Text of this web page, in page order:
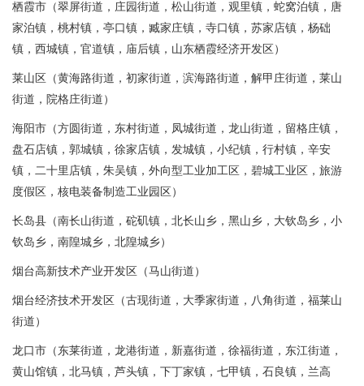
栖霞市（翠屏街道，庄园街道，松山街道，观里镇，蛇窝泊镇，唐
家泊镇，桃村镇，亭口镇，臧家庄镇，寺口镇，苏家店镇，杨础
镇，西城镇，官道镇，庙后镇，山东栖霞经济开发区）
莱山区（黄海路街道，初家街道，滨海路街道，解甲庄街道，莱山
街道，院格庄街道）
海阳市（方圆街道，东村街道，凤城街道，龙山街道，留格庄镇，
盘石店镇，郭城镇，徐家店镇，发城镇，小纪镇，行村镇，辛安
镇，二十里店镇，朱吴镇，外向型工业加工区，碧城工业区，旅游
度假区，核电装备制造工业园区）
长岛县（南长山街道，砣矶镇，北长山乡，黑山乡，大钦岛乡，小
钦岛乡，南隍城乡，北隍城乡）
烟台高新技术产业开发区（马山街道）
烟台经济技术开发区（古现街道，大季家街道，八角街道，福莱山
街道）
龙口市（东莱街道，龙港街道，新嘉街道，徐福街道，东江街道，
黄山馆镇，北马镇，芦头镇，下丁家镇，七甲镇，石良镇，兰高